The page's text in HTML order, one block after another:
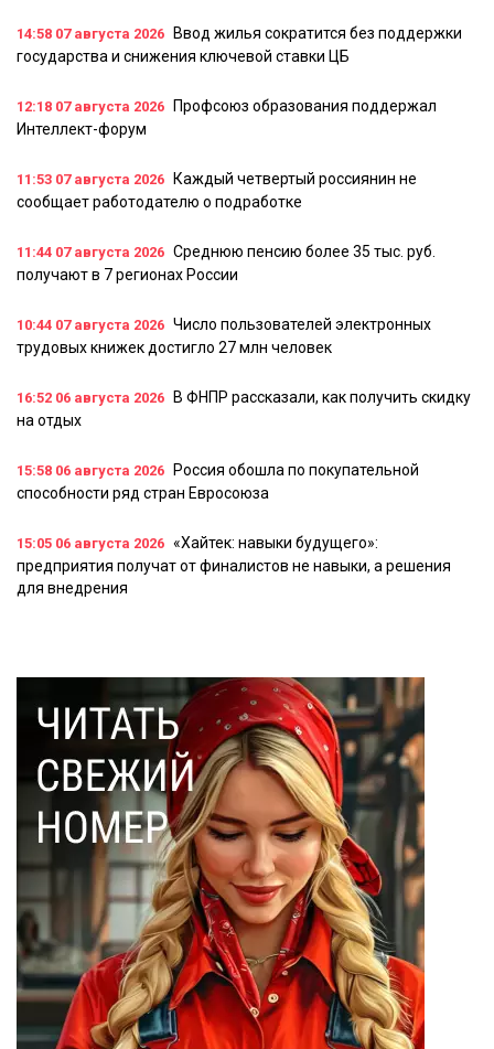
14:58 07 августа 2026
Ввод жилья сократится без поддержки
государства и снижения ключевой ставки ЦБ
12:18 07 августа 2026
Профсоюз образования поддержал
Интеллект-форум
11:53 07 августа 2026
Каждый четвертый россиянин не
сообщает работодателю о подработке
11:44 07 августа 2026 Среднюю пенсию более 35 тыс. руб.
получают в 7 регионах России
10:44 07 августа 2026 Число пользователей электронных
трудовых книжек достигло 27 млн человек
16:52 06 августа 2026
В ФНПР рассказали, как получить скидку
на отдых
15:58 06 августа 2026
Россия обошла по покупательной
способности ряд стран Евросоюза
15:05 06 августа 2026 «Хайтек: навыки будущего»:
предприятия получат от финалистов не навыки, а решения
для внедрения